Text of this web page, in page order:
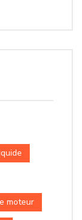
moteur